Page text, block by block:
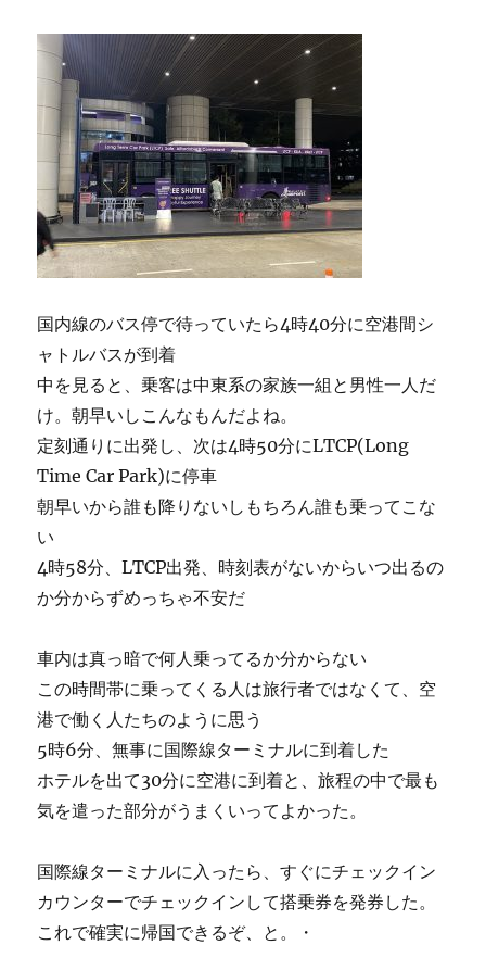
国内線のバス停で待っていたら4時40分に空港間シ
ャトルバスが到着
中を見ると、乗客は中東系の家族一組と男性一人だ
け。朝早いしこんなもんだよね。
定刻通りに出発し、次は4時50分にLTCP(Long
Time Car Park)に停車
朝早いから誰も降りないしもちろん誰も乗ってこな
い
4時58分、LTCP出発、時刻表がないからいつ出るの
か分からずめっちゃ不安だ
車内は真っ暗で何人乗ってるか分からない
この時間帯に乗ってくる人は旅行者ではなくて、空
港で働く人たちのように思う
5時6分、無事に国際線ターミナルに到着した
ホテルを出て30分に空港に到着と、旅程の中で最も
気を遣った部分がうまくいってよかった。
国際線ターミナルに入ったら、すぐにチェックイン
カウンターでチェックインして搭乗券を発券した。
これで確実に帰国できるぞ、と。・